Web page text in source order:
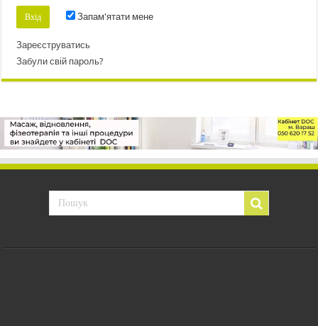
Запам'ятати мене
Зареєструватись
Забули свій пароль?